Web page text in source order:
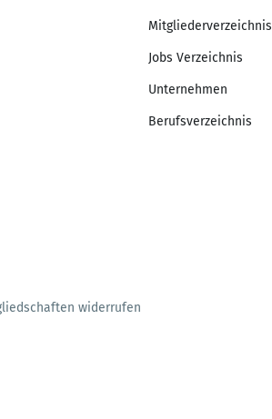
Mitgliederverzeichnis
Jobs Verzeichnis
Unternehmen
Berufsverzeichnis
widerrufen